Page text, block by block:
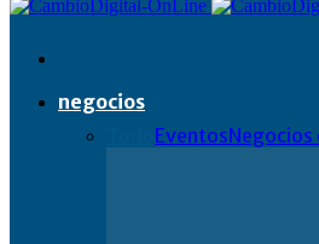
negocios
EventosNegocios